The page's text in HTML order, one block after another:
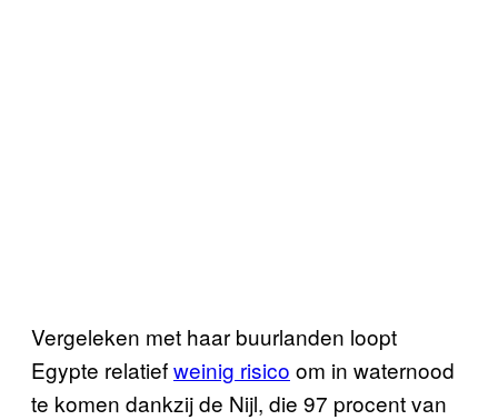
Vergeleken met haar buurlanden loopt
Egypte relatiefweinig risico om in waternood
te komen dankzij de Nijl, die 97 procent van